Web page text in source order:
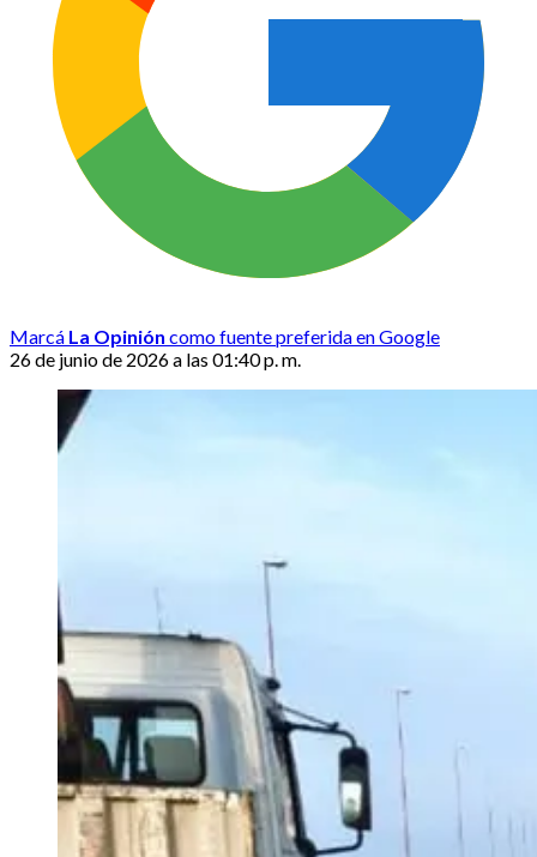
Marcá La Opinión como fuente preferida en Google
26 de junio de 2026 a las 01:40 p. m.